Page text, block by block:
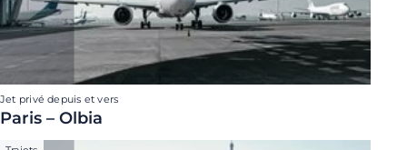
Jet privé depuis et vers
Paris – Olbia